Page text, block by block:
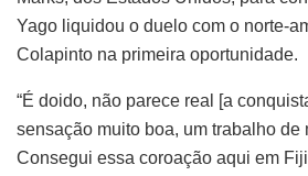
Yago liquidou o duelo com o norte-
Colapinto na primeira oportunidade.
“É doido, não parece real [a
sensação muito boa, um trabalho de
Consegui essa coroação aqui em